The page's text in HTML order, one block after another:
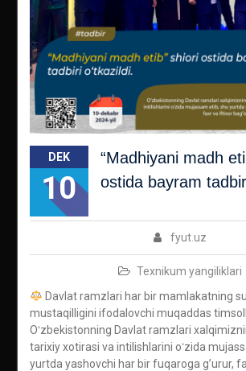
DEK
10
“Madhiyani madh
ostida bayram
fyut.uz
Texnikum yangiliklari
Davlat ramzlari har bir mamlakatning
mustaqilligini ifodalovchi muqaddas
Oʻzbekistonning Davlat ramzlari
tarixiy xotirasi va intilishlarini oʻzida
yurtda yashovchi har bir fuqaroga g’urur,